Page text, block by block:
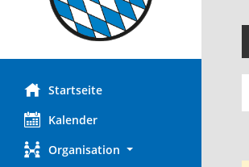
Startseite
Kalender
Organisation